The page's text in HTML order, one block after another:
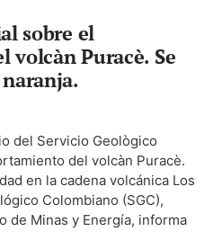
sobre el
volcàn Puracè. Se
del Servicio Geològico
del volcàn Puracè.
en la cadena volcánica Los
Colombiano (SGC),
de Minas y Energía, informa